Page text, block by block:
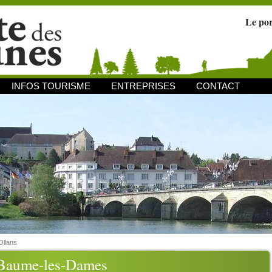
Le
INFOS TOURISME ENTREPRISES CONTACT
les-Dames